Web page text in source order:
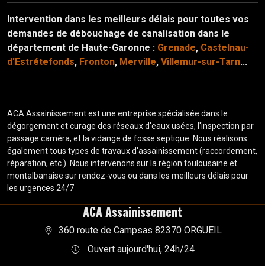
Intervention dans les meilleurs délais pour toutes vos
demandes de débouchage de canalisation dans le
département de Haute-Garonne : Grenade, Castelnau-
d'Estrétefonds, Fronton, Merville, Villemur-sur-Tarn...
ACA Assainissement est une entreprise spécialisée dans le
dégorgement et curage des réseaux d'eaux usées, l'inspection par
passage caméra, et la vidange de fosse septique. Nous réalisons
également tous types de travaux d'assainissement (raccordement,
réparation, etc.). Nous intervenons sur la région toulousaine et
montalbanaise sur rendez-vous ou dans les meilleurs délais pour
les urgences 24/7
ACA Assainissement
360 route de Campsas 82370 ORGUEIL
Ouvert aujourd'hui, 24h/24